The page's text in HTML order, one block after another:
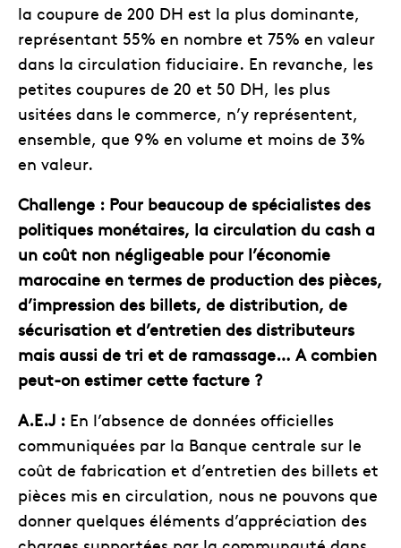
la coupure de 200 DH est la plus dominante,
représentant 55% en nombre et 75% en valeur
dans la circulation fiduciaire. En revanche, les
petites coupures de 20 et 50 DH, les plus
usitées dans le commerce, n’y représentent,
ensemble, que 9% en volume et moins de 3%
en valeur.
Challenge : Pour beaucoup de spécialistes des
politiques monétaires, la circulation du cash a
un coût non négligeable pour l’économie
marocaine en termes de production des pièces,
d’impression des billets, de distribution, de
sécurisation et d’entretien des distributeurs
mais aussi de tri et de ramassage… A combien
peut-on estimer cette facture ?
A.E.J : En l’absence de données officielles
communiquées par la Banque centrale sur le
coût de fabrication et d’entretien des billets et
pièces mis en circulation, nous ne pouvons que
donner quelques éléments d’appréciation des